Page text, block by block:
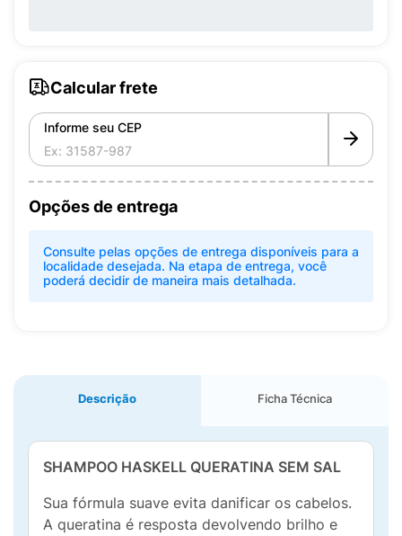
Calcular frete
Informe seu CEP
Opções de entrega
Consulte pelas opções de entrega disponíveis para a
localidade desejada. Na etapa de entrega, você
poderá decidir de maneira mais detalhada.
Descrição Ficha Técnica
SHAMPOO HASKELL QUERATINA SEM SAL
Sua fórmula suave evita danificar os cabelos.
A queratina é resposta devolvendo brilho e